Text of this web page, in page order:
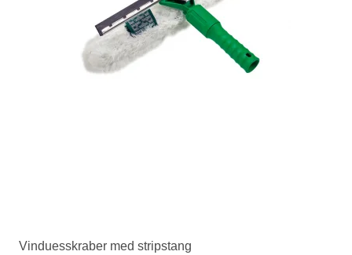
Vinduesskraber med stripstang